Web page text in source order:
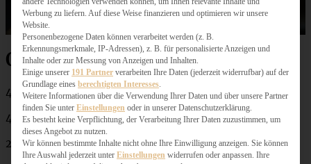
Orangen-Süßkartoffelsuppe
4 Portionen:
400 g Süßkartoffeln
2 Schalotten
Werbung zu liefern. Auf diese Weise finanzieren und optimieren wir unsere
Website.
Personenbezogene Daten können verarbeitet werden (z. B.
Erkennungsmerkmale, IP-Adressen), z. B. für personalisierte Anzeigen und
Inhalte oder zur Messung von Anzeigen und Inhalten.
Einige unserer 191 Partner verarbeiten Ihre Daten (jederzeit widerrufbar) auf der
Grundlage eines berechtigten Interesses.
Weitere Informationen über die Verwendung Ihrer Daten und über unsere Partner
finden Sie unter Einstellungen oder in unserer Datenschutzerklärung.
Es besteht keine Verpflichtung, der Verarbeitung Ihrer Daten zuzustimmen, um
dieses Angebot zu nutzen.
Wir können bestimmte Inhalte nicht ohne Ihre Einwilligung anzeigen. Sie können
Ihre Auswahl jederzeit unter Einstellungen widerrufen oder anpassen. Ihre